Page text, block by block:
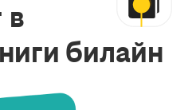
в
билайн